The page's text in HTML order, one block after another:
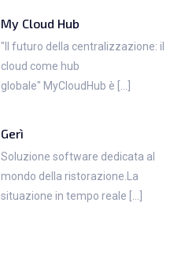
My Cloud Hub
"Il futuro della centralizzazione: il
cloud come hub
globale" MyCloudHub è [...]
Gerì
Soluzione software dedicata al
mondo della ristorazione.La
situazione in tempo reale [...]